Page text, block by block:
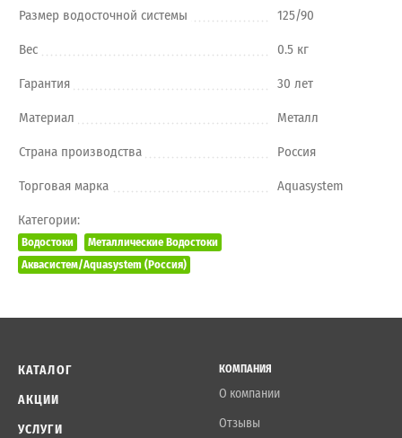
Размер водосточной системы 125/90
Вес 0.5 кг
Гарантия 30 лет
Материал Металл
Страна производства Россия
Торговая марка Aquasystem
Категории:
Водостоки
Металлические Водостоки
Аквасистем/Aquasystem (Россия)
КАТАЛОГ
АКЦИИ
УСЛУГИ
КОМПАНИЯ
О компании
Отзывы